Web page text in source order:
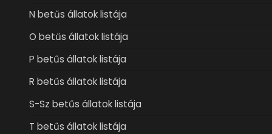
N betűs állatok listája
O betűs állatok listája
P betűs állatok listája
R betűs állatok listája
S-Sz betűs állatok listája
T betűs állatok listája